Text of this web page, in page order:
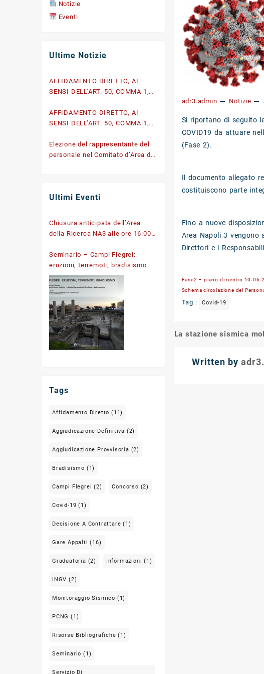
adr3.admin Notizie
Si riportano di seguito
COVID19 da attuare
(Fase 2).
Il documento allegato
costituiscono parte
Fino a nuove
Area Napoli 3 vengono
Direttori e i
Fase2 – piano di rientro 10-06-
Schema circolazione del
Tag : Covid-19
Post
La stazione sismica
Written by
Notizie
Eventi
Ultime Notizie
AFFIDAMENTO DIRETTO, AI
SENSI DELL’ART. 50, COMMA 1,
DELLA FORNITURA DI
MATERIALE IGIENICO-SANITARIO
IMPATTO AMBIENTALE per il
rifornimento del magazzino
BB4E3140F3
AFFIDAMENTO DIRETTO, AI
SENSI DELL’ART. 50, COMMA 1,
DELLA FORNITURA DI
MATERIALE IGIENICO-SANITARIO
dell’Area Territoriale di ricerca
Elezione del rappresentante del
personale nel Comitato d’Area di
Ultimi Eventi
Chiusura anticipata dell’Area
della Ricerca NA3 alle ore 16:00
e31dicembre 2024
Seminario – Campi Flegrei:
eruzioni, terremoti, bradisismo
Tags
Affidamento Diretto (11)
Aggiudicazione Definitiva (2)
Aggiudicazione Provvisoria (2)
Bradisismo (1)
Campi Flegrei (2) Concorso (2)
Covid-19 (1)
Decisione A Contrattare (1)
Gare Appalti (16)
Graduatoria (2) Informazioni (1)
INGV (2)
Monitoraggio Sismico (1)
PCNG (1)
Risorse Bibliografiche (1)
Seminario (1)
Servizio Di